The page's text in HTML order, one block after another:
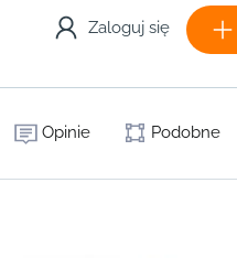
Zaloguj się
Opinie Podobne